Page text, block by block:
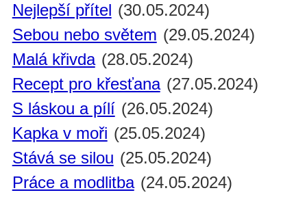
Nejlepší přítel (30.05.2024)
Sebou nebo světem (29.05.2024)
Malá křivda (28.05.2024)
Recept pro křesťana (27.05.2024)
S láskou a pílí (26.05.2024)
Kapka v moři (25.05.2024)
Stává se silou (25.05.2024)
Práce a modlitba (24.05.2024)